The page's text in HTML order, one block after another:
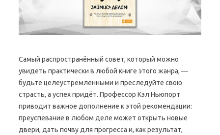
Самый распространённый совет, который можно
увидеть практически в любой книге этого жанра, —
будьте целеустремлёнными и преследуйте свою
страсть, а успех придёт. Профессор Кэл Ньюпорт
приводит важное дополнение к этой рекомендации:
преуспевание в любом деле может открыть новые
двери, дать почву для прогресса и, как результат,